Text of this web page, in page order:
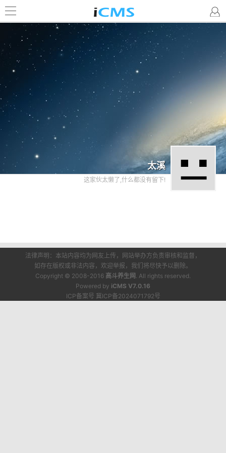
太溪
这家伙太懒了,什么都没有留下!
法律声明：本站内容均为网友上传，网站举办方负责审核和监督，
如存在版权或非法内容，欢迎举报，我们将尽快予以删除。
Copyright © 2008-2016 高斗养生网 . All rights reserved.
Powered by iCMS V7.0.16
ICP备案号 冀ICP备2024071792号